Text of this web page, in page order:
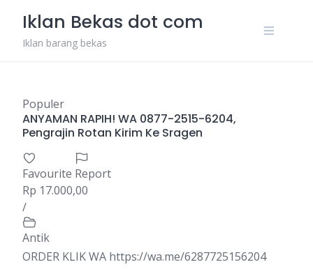
content
Iklan Bekas dot com
Iklan barang bekas
Populer
ANYAMAN RAPIH! WA 0877-2515-6204,
Pengrajin Rotan Kirim Ke Sragen
Favourite Report
Rp 17.000,00
/
Antik
ORDER KLIK WA https://wa.me/6287725156204